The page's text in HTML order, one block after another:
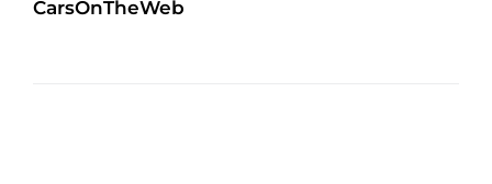
CarsOnTheWeb